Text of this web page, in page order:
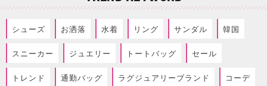
シューズ お洒落 水着 リング サンダル 韓国
スニーカー ジュエリー トートバッグ セール
トレンド 通勤バッグ ラグジュアリーブランド コーデ